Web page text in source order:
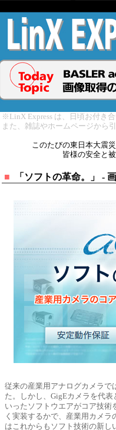
※LinX Express は、日頃お付き
また、雑誌やホームページから
このたびの東日本大震
皆様の安全と
■ 「ソフトの革命。」 -
従来の産業用アナログカメラで
た。しかし、GigEカメラを代
いったソフトウエアがコア技
く実装するかで、産業用カメ
はこれからもソフト技術の新し